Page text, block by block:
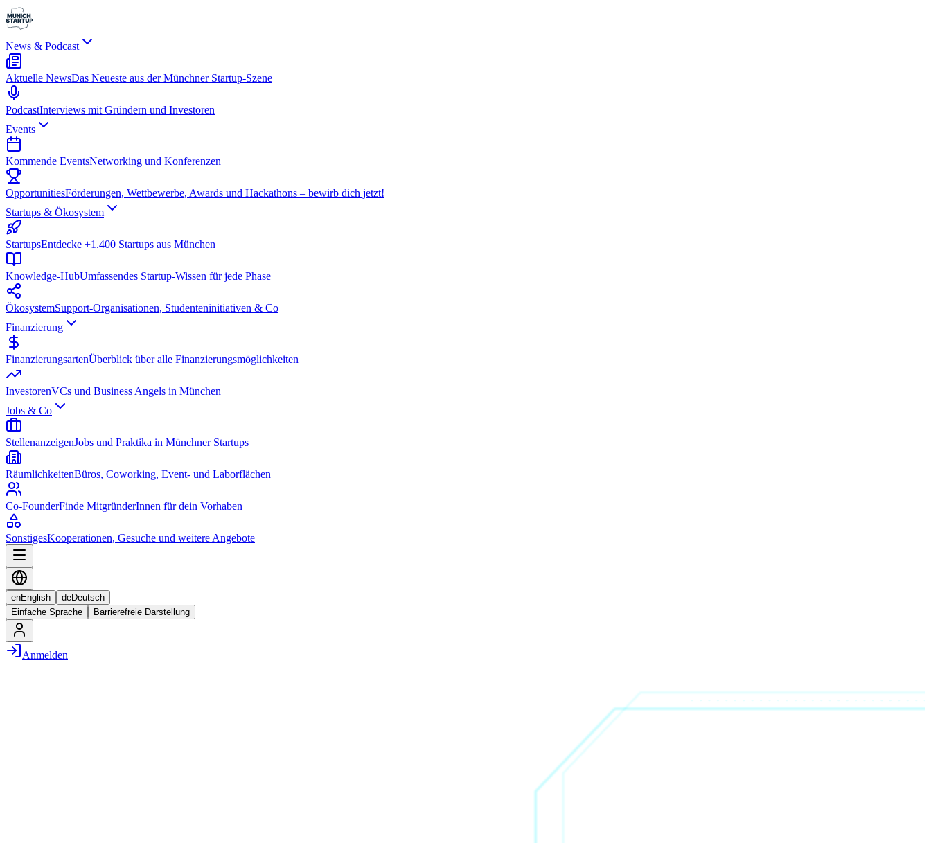
News & Podcast
Aktuelle NewsDas Neueste aus der Münchner Startup-Szene
PodcastInterviews mit Gründern und Investoren
Events
Kommende EventsNetworking und Konferenzen
OpportunitiesFörderungen, Wettbewerbe, Awards und Hackathons – bewirb dich jetzt!
Startups & Ökosystem
StartupsEntdecke +1.400 Startups aus München
Knowledge-HubUmfassendes Startup-Wissen für jede Phase
ÖkosystemSupport-Organisationen, Studenteninitiativen & Co
Finanzierung
FinanzierungsartenÜberblick über alle Finanzierungsmöglichkeiten
InvestorenVCs und Business Angels in München
Jobs & Co
StellenanzeigenJobs und Praktika in Münchner Startups
RäumlichkeitenBüros, Coworking, Event- und Laborflächen
Co-FounderFinde MitgründerInnen für dein Vorhaben
SonstigesKooperationen, Gesuche und weitere Angebote
enEnglish deDeutsch
Einfache Sprache
Barrierefreie Darstellung
Anmelden